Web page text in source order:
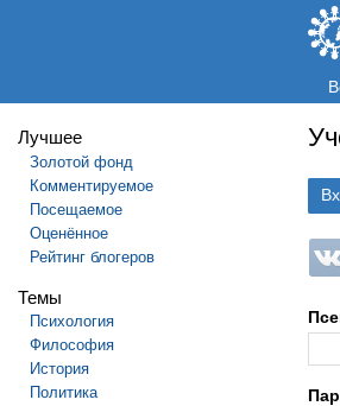
Лучшее
Золотой фонд
Комментируемое
Посещаемое
Оценённое
Рейтинг блогеров
Темы
Психология
Философия
История
Политика